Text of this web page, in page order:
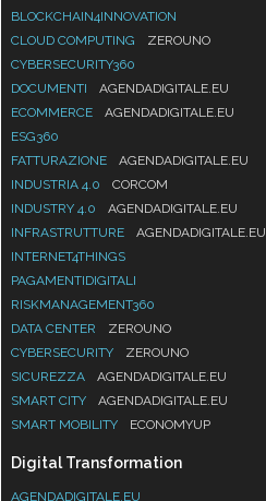
BLOCKCHAIN4INNOVATION
CLOUD COMPUTING
ZEROUNO
CYBERSECURITY360
DOCUMENTI
AGENDADIGITALE.EU
ECOMMERCE
AGENDADIGITALE.EU
ESG360
FATTURAZIONE
AGENDADIGITALE.EU
INDUSTRIA 4.0
CORCOM
INDUSTRY 4.0
AGENDADIGITALE.EU
INFRASTRUTTURE
AGENDADIGITALE.EU
INTERNET4THINGS
PAGAMENTIDIGITALI
RISKMANAGEMENT360
DATA CENTER
ZEROUNO
CYBERSECURITY
ZEROUNO
SICUREZZA
AGENDADIGITALE.EU
SMART CITY
AGENDADIGITALE.EU
SMART MOBILITY
ECONOMYUP
Digital Transformation
AGENDADIGITALE.EU